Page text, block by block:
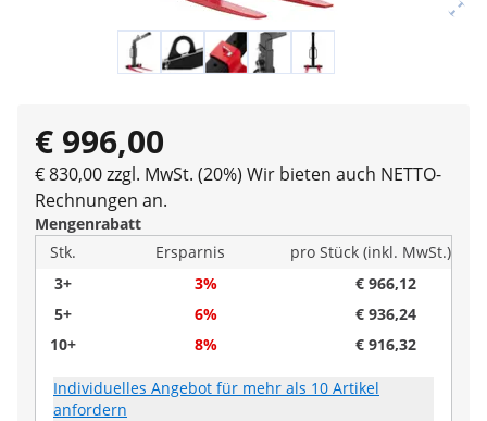
€ 996,00
€ 830,00 zzgl. MwSt. (20%) Wir bieten auch NETTO-
Rechnungen an.
Mengenrabatt
Stk.
Ersparnis
pro Stück (inkl. MwSt.)
3+
3%
€ 966,12
5+
6%
€ 936,24
10+
8% € 916,32
Individuelles Angebot für mehr als 10 Artikel
anfordern